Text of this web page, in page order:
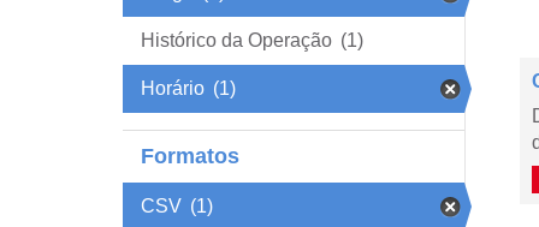
Histórico da Operação (1)
Horário (1)
Formatos
CSV (1)